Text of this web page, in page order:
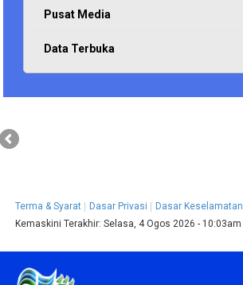
Pusat Media
Data Terbuka
Terma & Syarat Dasar Privasi Dasar Keselamatan
Kemaskini Terakhir:Selasa, 4 Ogos 2026 - 10:03am